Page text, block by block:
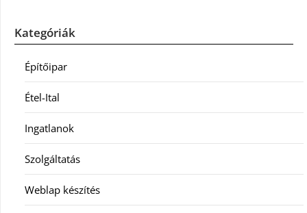
Kategóriák
Építőipar
Étel-Ital
Ingatlanok
Szolgáltatás
Weblap készítés